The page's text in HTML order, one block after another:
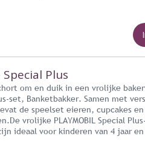
Plus
om en duik in een vrolijke
set, Banketbakker. Samen met
de speelset eieren, cupcakes
vrolijke PLAYMOBIL Special
ideaal voor kinderen van 4 jaar